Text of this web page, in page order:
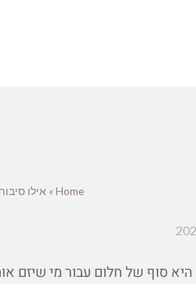
Home
» אילו
סוף של חלום עבור מי שיזם